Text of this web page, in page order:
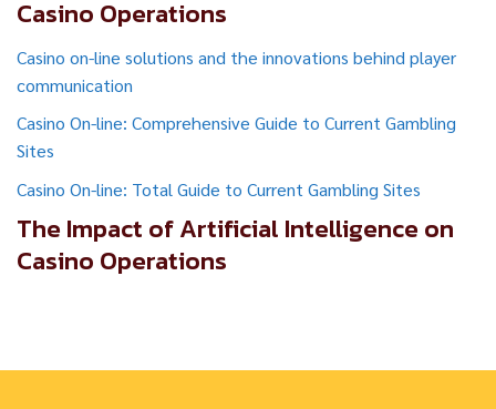
Casino Operations
Casino on-line solutions and the innovations behind player
communication
Casino On-line: Comprehensive Guide to Current Gambling
Sites
Casino On-line: Total Guide to Current Gambling Sites
The Impact of Artificial Intelligence on
Casino Operations